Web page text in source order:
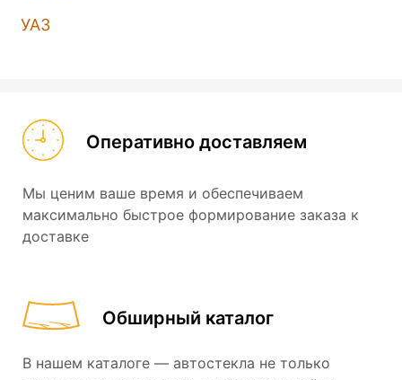
УАЗ
Оперативно доставляем
Мы ценим ваше время и обеспечиваем
максимально быстрое формирование заказа к
доставке
Обширный каталог
В нашем каталоге — автостекла не только